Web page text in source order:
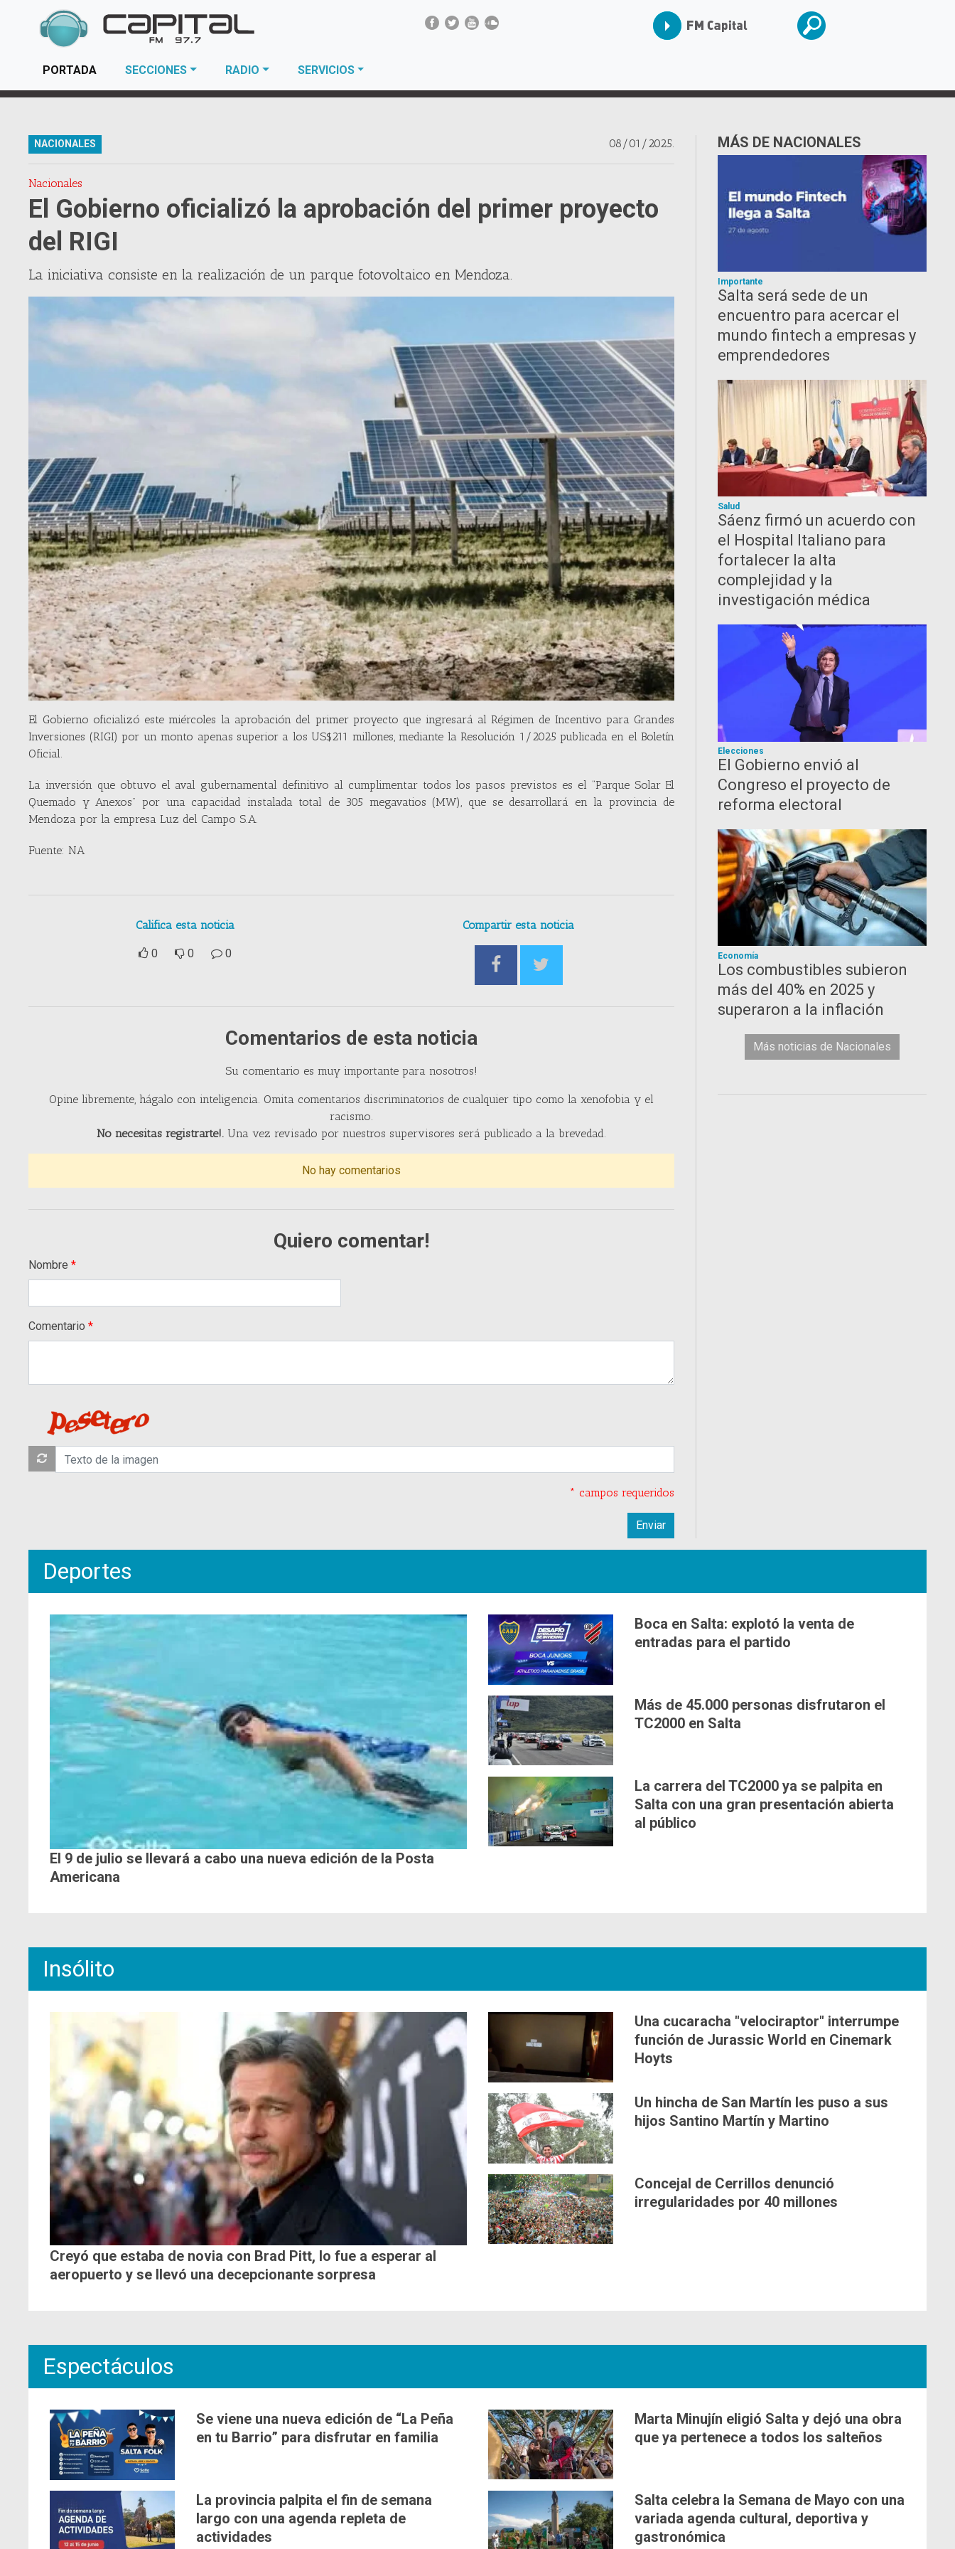
PORTADA(current)SECCIONES RADIO SERVICIOS
08/01/2025.
NACIONALES
Nacionales
El Gobierno oficializó la aprobación del primer proyecto
del RIGI
La iniciativa consiste en la realización de un parque fotovoltaico en Mendoza.
El Gobierno oficializó este miércoles la aprobación del primer proyecto que ingresará al Régimen de Incentivo para Grandes
Inversiones (RIGI) por un monto apenas superior a los US$211 millones, mediante la Resolución 1/2025 publicada en el Boletín
Oficial.
La inversión que obtuvo el aval gubernamental definitivo al cumplimentar todos los pasos previstos es el “Parque Solar El
Quemado y Anexos” por una capacidad instalada total de 305 megavatios (MW), que se desarrollará en la provincia de
Mendoza por la empresa Luz del Campo S.A.
Fuente: NA
Califica esta noticia
0 0 0
Compartir esta noticia
Comentarios de esta noticia
Su comentario es muy importante para nosotros!
Opine libremente, hágalo con inteligencia. Omita comentarios discriminatorios de cualquier tipo como la xenofobia y el
racismo.
No necesitas registrarte!. Una vez revisado por nuestros supervisores será publicado a la brevedad.
No hay comentarios
Quiero comentar!
Nombre
Comentario
* campos requeridos
MÁS DE NACIONALES
Importante
Salta será sede de un
encuentro para acercar el
mundo fintech a empresas y
emprendedores
Salud
Sáenz firmó un acuerdo con
el Hospital Italiano para
fortalecer la alta
complejidad y la
investigación médica
Elecciones
El Gobierno envió al
Congreso el proyecto de
reforma electoral
Economía
Los combustibles subieron
más del 40% en 2025 y
superaron a la inflación
Más noticias de Nacionales
Deportes
El 9 de julio se llevará a cabo una nueva edición de la Posta
Americana
Boca en Salta: explotó la venta de
entradas para el partido
Más de 45.000 personas disfrutaron el
TC2000 en Salta
La carrera del TC2000 ya se palpita en
Salta con una gran presentación abierta
al público
Insólito
Creyó que estaba de novia con Brad Pitt, lo fue a esperar al
aeropuerto y se llevó una decepcionante sorpresa
Una cucaracha "velociraptor" interrumpe
función de Jurassic World en Cinemark
Hoyts
Un hincha de San Martín les puso a sus
hijos Santino Martín y Martino
Concejal de Cerrillos denunció
irregularidades por 40 millones
Espectáculos
Se viene una nueva edición de “La Peña
en tu Barrio” para disfrutar en familia
La provincia palpita el fin de semana
largo con una agenda repleta de
actividades
Marta Minujín eligió Salta y dejó una obra
que ya pertenece a todos los salteños
Salta celebra la Semana de Mayo con una
variada agenda cultural, deportiva y
gastronómica